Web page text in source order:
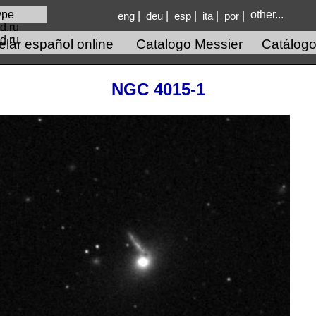
eng deu esp ita por other...
español online Catalogo Messier
NGC 4015-1